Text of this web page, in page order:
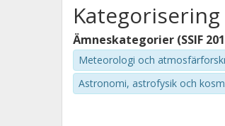
Kategorisering
Ämneskategorier (SSIF
Meteorologi och
Astronomi, astrofysik och